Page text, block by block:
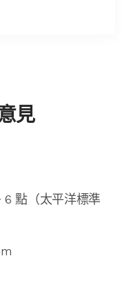
見
點（太平洋標準